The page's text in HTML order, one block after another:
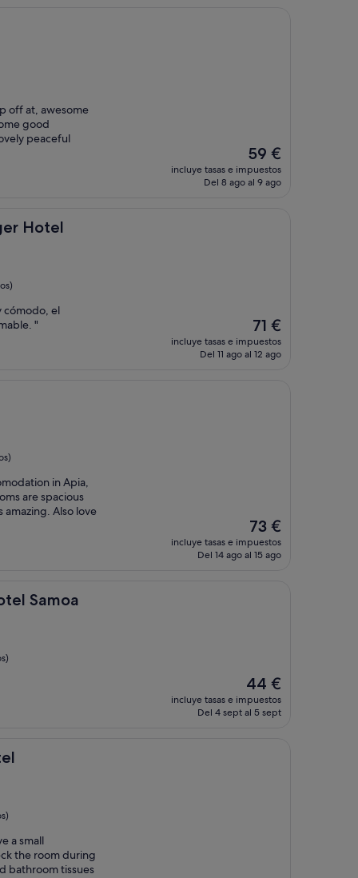
off at, awesome
good
peaceful
El
precio
actual
59 €
incluye tasas e impuestos
Del 8 ago al 9 ago
Hotel
cómodo, el
"
El
precio
actual
71 €
incluye tasas e impuestos
Del 11 ago al 12 ago
in Apia,
are spacious
Also love
El
precio
actual
73 €
incluye tasas e impuestos
Del 14 ago al 15 ago
Samoa
El
precio
actual
44 €
incluye tasas e impuestos
Del 4 sept al 5 sept
a small
the room during
bathroom tissues